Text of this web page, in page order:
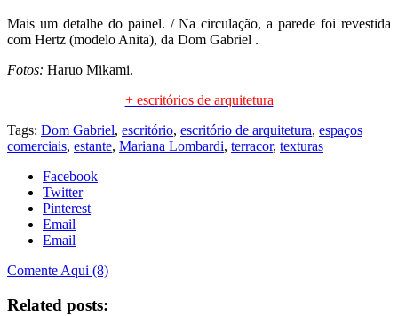
Mais um detalhe do painel. / Na circulação, a parede foi revestida
com Hertz (modelo Anita), da Dom Gabriel .
Fotos: Haruo Mikami.
+ escritórios de arquitetura
Tags: Dom Gabriel, escritório, escritório de arquitetura, espaços
comerciais, estante, Mariana Lombardi, terracor, texturas
Facebook
Twitter
Pinterest
Email
Email
Comente Aqui (8)
Related posts: